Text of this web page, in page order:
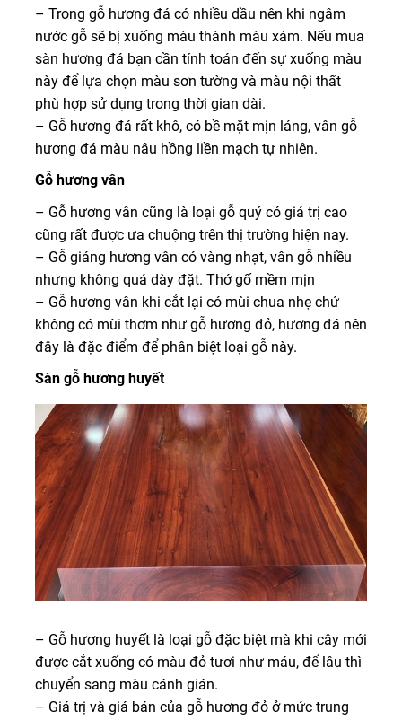
– Trong gỗ hương đá có nhiều dầu nên khi ngâm
nước gỗ sẽ bị xuống màu thành màu xám. Nếu mua
sàn hương đá bạn cần tính toán đến sự xuống màu
này để lựa chọn màu sơn tường và màu nội thất
phù hợp sử dụng trong thời gian dài.
– Gỗ hương đá rất khô, có bề mặt mịn láng, vân gỗ
hương đá màu nâu hồng liền mạch tự nhiên.
Gỗ hương vân
– Gỗ hương vân cũng là loại gỗ quý có giá trị cao
cũng rất được ưa chuộng trên thị trường hiện nay.
– Gỗ giáng hương vân có vàng nhạt, vân gỗ nhiều
nhưng không quá dày đặt. Thớ gố mềm mịn
– Gỗ hương vân khi cắt lại có mùi chua nhẹ chứ
không có mùi thơm như gỗ hương đỏ, hương đá nên
đây là đặc điểm để phân biệt loại gỗ này.
Sàn gỗ hương huyết
– Gỗ hương huyết là loại gỗ đặc biệt mà khi cây mới
được cắt xuống có màu đỏ tươi như máu, để lâu thì
chuyển sang màu cánh gián.
– Giá trị và giá bán của gỗ hương đỏ ở mức trung